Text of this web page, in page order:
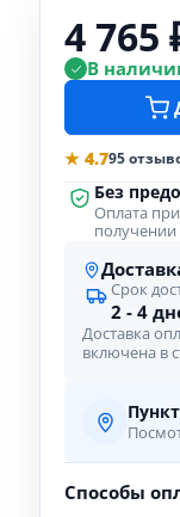
4 765
В
★ 4.795
Без
Оплата при
получении
Срок
2 - 4
Доставка
включена в
Способы